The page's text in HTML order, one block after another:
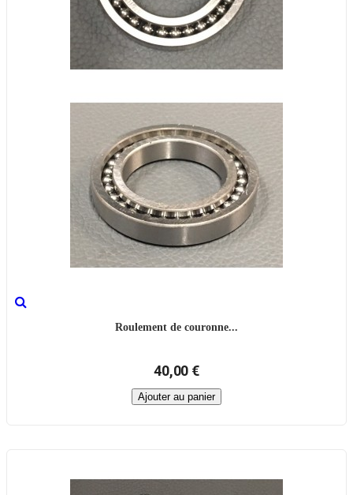
Roulement de couronne...
40,00 €
Ajouter au panier